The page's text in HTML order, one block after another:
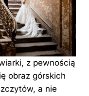
z pewnością
obraz górskich
a nie